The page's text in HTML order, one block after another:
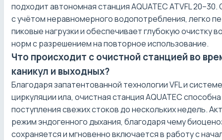
подходит автономная станция AQUATEC ATVFL
с учётом неравномерного водопотребления, легко
пиковые нагрузки и обеспечивает глубокую очистку
норм с разрешением на повторное использование.
Что происходит с очистной станцией во
каникул и выходных?
Благодаря запатентованной технологии VFL и
циркуляции ила, очистная станция AQUATEC
поступления свежих стоков до нескольких недель.
режим эндогенного дыхания, благодаря чему
сохраняется и мгновенно включается в работу с